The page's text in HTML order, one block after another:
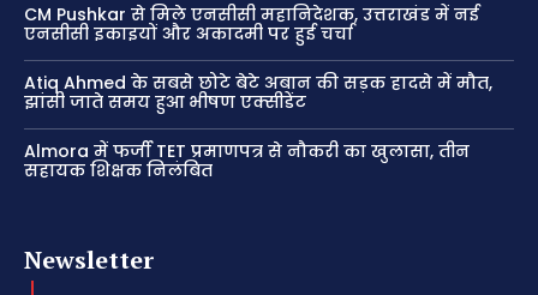
CM Pushkar से मिले एनसीसी महानिदेशक, उत्तराखंड में नई
एनसीसी इकाइयों और अकादमी पर हुई चर्चा
Atiq Ahmed के सबसे छोटे बेटे अबान की सड़क हादसे में मौत,
झांसी जाते समय हुआ भीषण एक्सीडेंट
Almora में फर्जी TET प्रमाणपत्र से नौकरी का खुलासा, तीन
सहायक शिक्षक निलंबित
Newsletter